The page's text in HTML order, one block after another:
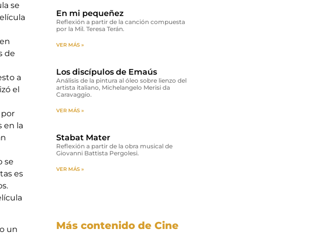
se
de
a
el
en la
se
es
un
En mi pequeñez
Reflexión a partir de la canción compuesta
por la Mil. Teresa Terán.
VER MÁS »
Los discípulos de Emaús
Análisis de la pintura al óleo sobre lienzo del
artista italiano, Michelangelo Merisi da
Caravaggio.
VER MÁS »
Stabat Mater
Reflexión a partir de la obra musical de
Giovanni Battista Pergolesi.
VER MÁS »
Más contenido de Cine